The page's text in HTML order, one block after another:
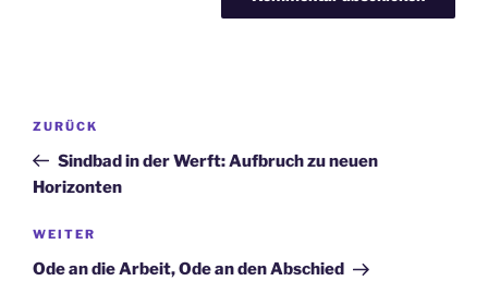
Beitragsnavigation
Vorheriger
Beitrag
ZURÜCK
Sindbad in der Werft: Aufbruch zu neuen
Horizonten
Nächster
Beitrag
WEITER
Ode an die Arbeit, Ode an den Abschied